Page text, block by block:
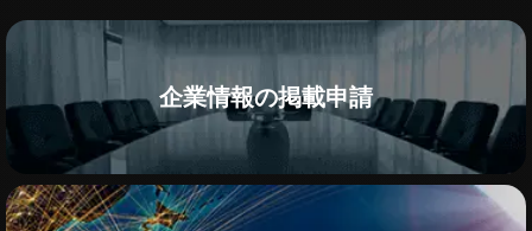
企業情報の掲載申請